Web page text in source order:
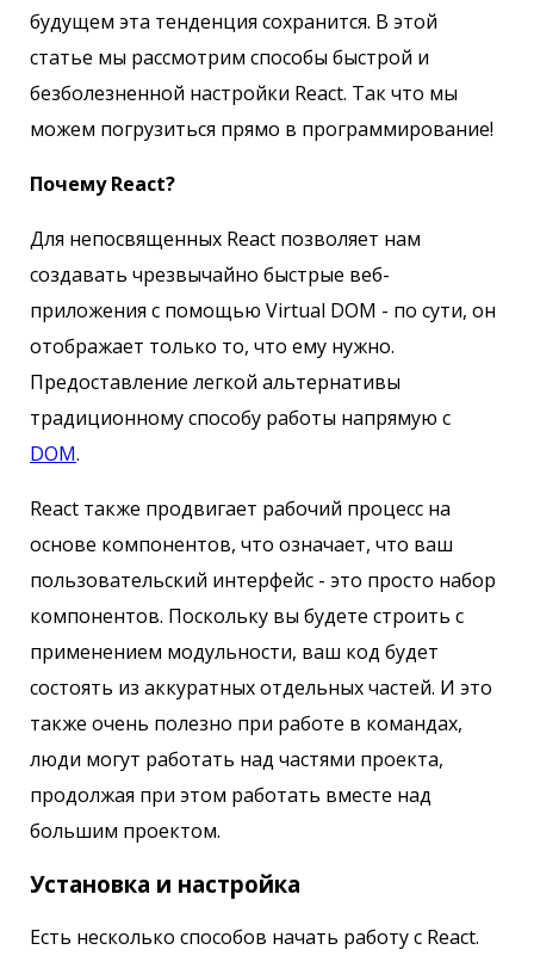
будущем эта тенденция сохранится. В этой
статье мы рассмотрим способы быстрой и
безболезненной настройки React. Так что мы
можем погрузиться прямо в программирование!
Почему React?
Для непосвященных React позволяет нам
создавать чрезвычайно быстрые веб-
приложения с помощью Virtual DOM - по сути, он
отображает только то, что ему нужно.
Предоставление легкой альтернативы
традиционному способу работы напрямую с
DOM.
React также продвигает рабочий процесс на
основе компонентов, что означает, что ваш
пользовательский интерфейс - это просто набор
компонентов. Поскольку вы будете строить с
применением модульности, ваш код будет
состоять из аккуратных отдельных частей. И это
также очень полезно при работе в командах,
люди могут работать над частями проекта,
продолжая при этом работать вместе над
большим проектом.
Установка и настройка
Есть несколько способов начать работу с React.